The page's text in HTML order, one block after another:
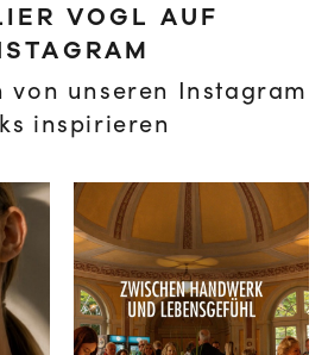
VOGL AUF
von unseren Instagram
inspirieren